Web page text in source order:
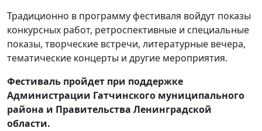
Традиционно в программу фестиваля войдут показы
конкурсных работ, ретроспективные и специальные
показы, творческие встречи, литературные вечера,
тематические концерты и другие мероприятия.
Фестиваль пройдет при поддержке
Администрации Гатчинского муниципального
района и Правительства Ленинградской
области.